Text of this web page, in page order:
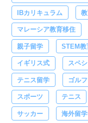
IBカリキュラム
マレーシア教育移住
親子留学 STEM教
イギリス式 スペ
テニス留学 ゴル
スポーツ テニス
サッカー 海外留学